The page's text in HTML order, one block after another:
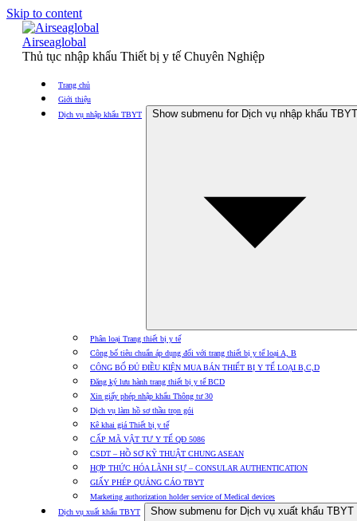
Skip to content
Airseaglobal
Thủ tục nhập khẩu Thiết bị y tế Chuyên Nghiệp
Trang chủ
Giới thiệu
Dịch vụ nhập khẩu TBYT
Show submenu for Dịch vụ nhập khẩu TBYT
Phân loại Trang thiết bị y tế
Công bố tiêu chuẩn áp dụng đối với trang thiết bị y tế loại A, B
CÔNG BỐ ĐỦ ĐIỀU KIỆN MUA BÁN THIẾT BỊ Y TẾ LOẠI B,C,D
Đăng ký lưu hành trang thiết bị y tế BCD
Xin giấy phép nhập khẩu Thông tư 30
Dịch vụ làm hồ sơ thầu trọn gói
Kê khai giá Thiết bị y tế
CẤP MÃ VẬT TƯ Y TẾ QĐ 5086
CSDT – HỒ SƠ KỸ THUẬT CHUNG ASEAN
HỢP THỨC HÓA LÃNH SỰ – CONSULAR AUTHENTICATION
GIẤY PHÉP QUẢNG CÁO TBYT
Marketing authorization holder service of Medical devices
Dịch vụ xuất khẩu TBYT
Show submenu for Dịch vụ xuất khẩu TBYT